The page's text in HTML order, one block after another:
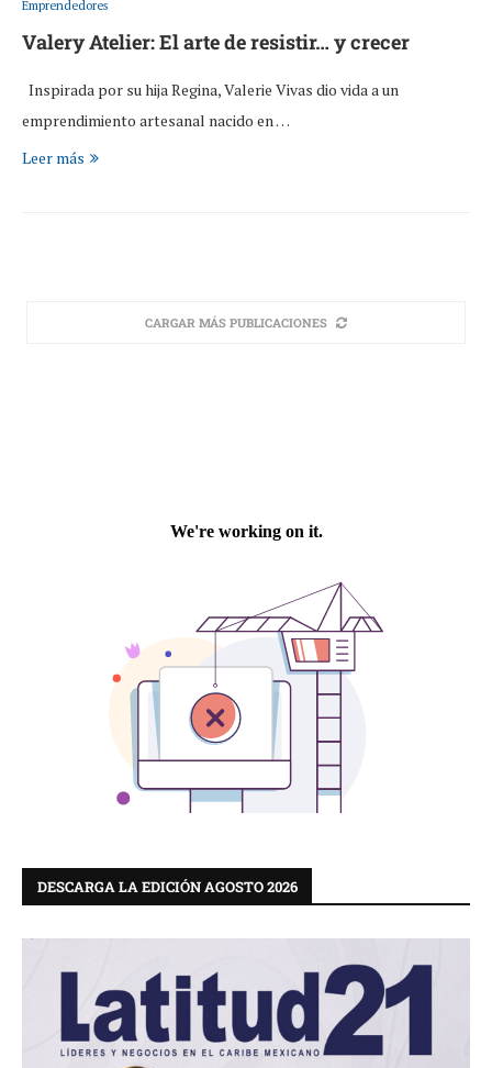
Emprendedores
Valery Atelier: El arte de resistir… y crecer
Inspirada por su hija Regina, Valerie Vivas dio vida a un
emprendimiento artesanal nacido en …
Leer más
CARGAR MÁS PUBLICACIONES
DESCARGA LA EDICIÓN AGOSTO 2026